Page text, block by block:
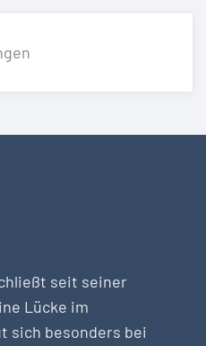
seit seiner
Lücke im
sich besonders bei